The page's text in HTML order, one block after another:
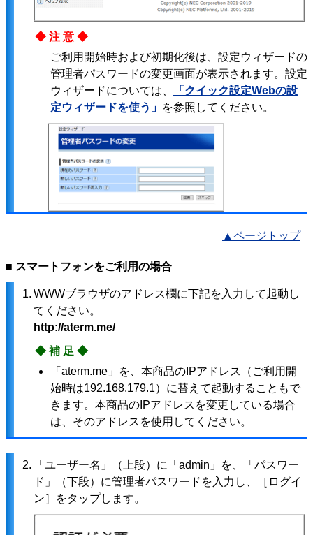
◆注意◆
ご利用開始時および初期化後は、設定ウィザードの
管理者パスワードの変更画面が表示されます。設定
ウィザードについては、
「クイック設定Webの設
定ウィザードを使う」 を参照してください。
▲ページトップ
■ スマートフォンをご利用の場合
1. WWWブラウザのアドレス欄に下記を入力して起動し
てください。
http://aterm.me/
◆補足◆
「aterm.me」を、本商品のIPアドレス（ご利用開
始時は192.168.179.1）に替えて起動することもで
きます。本商品のIPアドレスを変更している場合
は、そのアドレスを使用してください。
2.
「ユーザー名」（上段）に「admin」を、「パスワー
ド」（下段）に管理者パスワードを入力し、［ログイ
ン］をタップします。